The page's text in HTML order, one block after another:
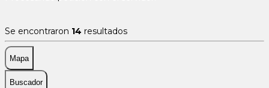
Se encontraron 14 resultados
Mapa
Buscador